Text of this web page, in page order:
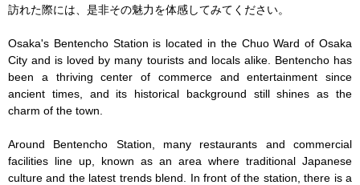
訪れた際には、是非その魅力を体感してみてください。
Osaka's Bentencho Station is located in the Chuo Ward of Osaka
City and is loved by many tourists and locals alike. Bentencho has
been a thriving center of commerce and entertainment since
ancient times, and its historical background still shines as the
charm of the town.
Around Bentencho Station, many restaurants and commercial
facilities line up, known as an area where traditional Japanese
culture and the latest trends blend. In front of the station, there is a